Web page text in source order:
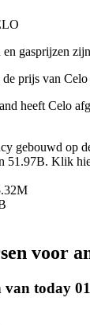
onderpand
gasprijzen
prijs van
heeft Celo
gebouwd op
51.97B. Klik
voor
today